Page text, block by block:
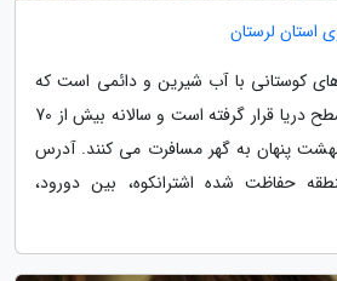
استان لرستان
کوستانی با آب شیرین و دائمی است که
در ارتفاع 2350 متری از سطح دریا قرار گرفته است و سالانه بیش از 70
پنهان به گهر مسافرت می کنند. آدرس
حفاظت شده اشترانکوه، بین دورود،